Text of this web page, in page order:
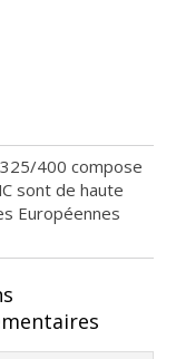
400 compose
sont de haute
Européennes